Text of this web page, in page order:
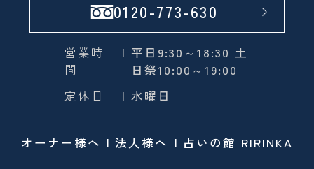
0120-773-630
営業時
間
| 平日9:30～18:30 土
日祭10:00～19:00
定休日
| 水曜日
オーナー様へ 法人様へ 占いの館 RIRINKA